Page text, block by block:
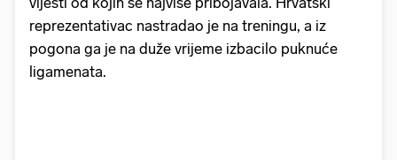
reprezentativac nastradao je na treningu, a iz
pogona ga je na duže vrijeme izbacilo puknuće
ligamenata.